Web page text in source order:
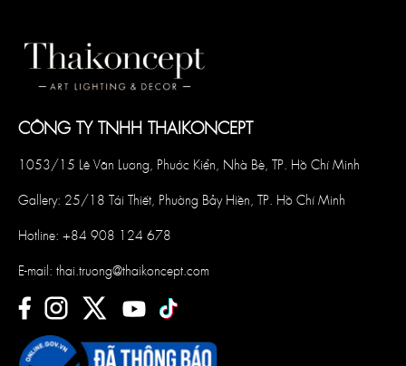
CÔNG TY TNHH THAIKONCEPT
1053/15 Lê Văn Lương, Phước Kiển, Nhà Bè, TP. Hồ Chí Minh
Gallery: 25/18 Tái Thiết, Phường Bảy Hiền, TP. Hồ Chí Minh
Hotline: +84 908 124 678
E-mail: thai.truong@thaikoncept.com